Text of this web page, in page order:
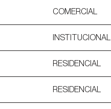
COMERCIAL
INSTITUCIONAL
RESIDENCIAL
RESIDENCIAL